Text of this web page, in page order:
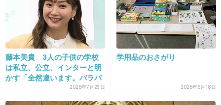
2018/08/11(土) 15:53:36
つむぎちゃん可愛い名前
次女もじーじに似てるよね グレナって感じじ
ゃない
東尾理子、第3子つむぎちゃんの“うつ伏せ
藤本美貴 3人の子供の学校
は私立、公立、インターと明
かす「全然違います。バラバ
2026年7月23日
学用品のおさがり
2026年6月18日